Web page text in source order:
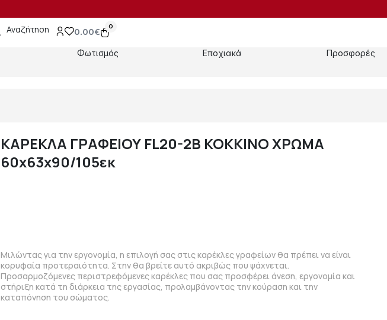
Αναζήτηση 0.00€
0
Φωτισμός Εποχιακά Προσφορές
ΚΑΡΕΚΛΑ ΓΡΑΦΕΙΟΥ FL20-2Β ΚΟΚΚΙΝΟ ΧΡΩΜΑ
60x63x90/105εκ
Μιλώντας για την εργονομία, η επιλογή σας στις καρέκλες γραφείων θα πρέπει να είναι
κορυφαία προτεραιότητα. Στην θα βρείτε αυτό ακριβώς που ψάχνεται.
Προσαρμοζόμενες περιστρεφόμενες καρέκλες που σας προσφέρει άνεση, εργονομία και
στήριξη κατά τη διάρκεια της εργασίας, προλαμβάνοντας την κούραση και την
καταπόνηση του σώματος.